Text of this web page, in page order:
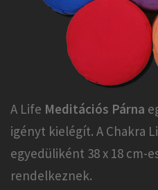
A Life Meditációs Párna
igényt kielégít. A Chakra
egyedüliként 38 x 18 cm-
rendelkeznek.